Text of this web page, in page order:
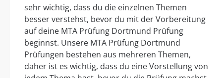
sehr wichtig, dass du die einzelnen Themen
besser verstehst, bevor du mit der Vorbereitung
auf deine MTA Prüfung Dortmund Prüfung
beginnst. Unsere MTA Prüfung Dortmund
Prüfungen bestehen aus mehreren Themen,
daher ist es wichtig, dass du eine Vorstellung von